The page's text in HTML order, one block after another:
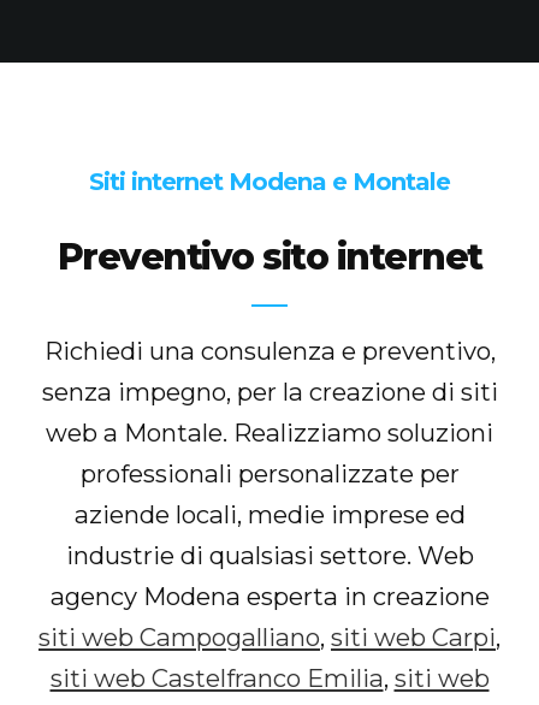
Siti internet Modena e Montale
Preventivo sito internet
Richiedi una consulenza e preventivo,
senza impegno, per la creazione di siti
web a Montale. Realizziamo soluzioni
professionali personalizzate per
aziende locali, medie imprese ed
industrie di qualsiasi settore. Web
agency Modena esperta in creazione
siti web Campogalliano, siti web Carpi,
siti web Castelfranco Emilia, siti web